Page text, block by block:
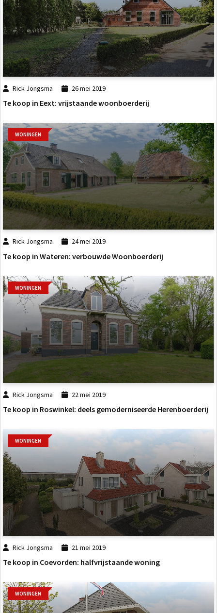
Rick Jongsma 26 mei 2019
Te koop in Eext: vrijstaande woonboerderij
WONINGEN
Rick Jongsma 24 mei 2019
Te koop in Wateren: verbouwde Woonboerderij
WONINGEN
Rick Jongsma 22 mei 2019
Te koop in Roswinkel: deels gemoderniseerde Herenboerderij
WONINGEN
Rick Jongsma 21 mei 2019
Te koop in Coevorden: halfvrijstaande woning
WONINGEN